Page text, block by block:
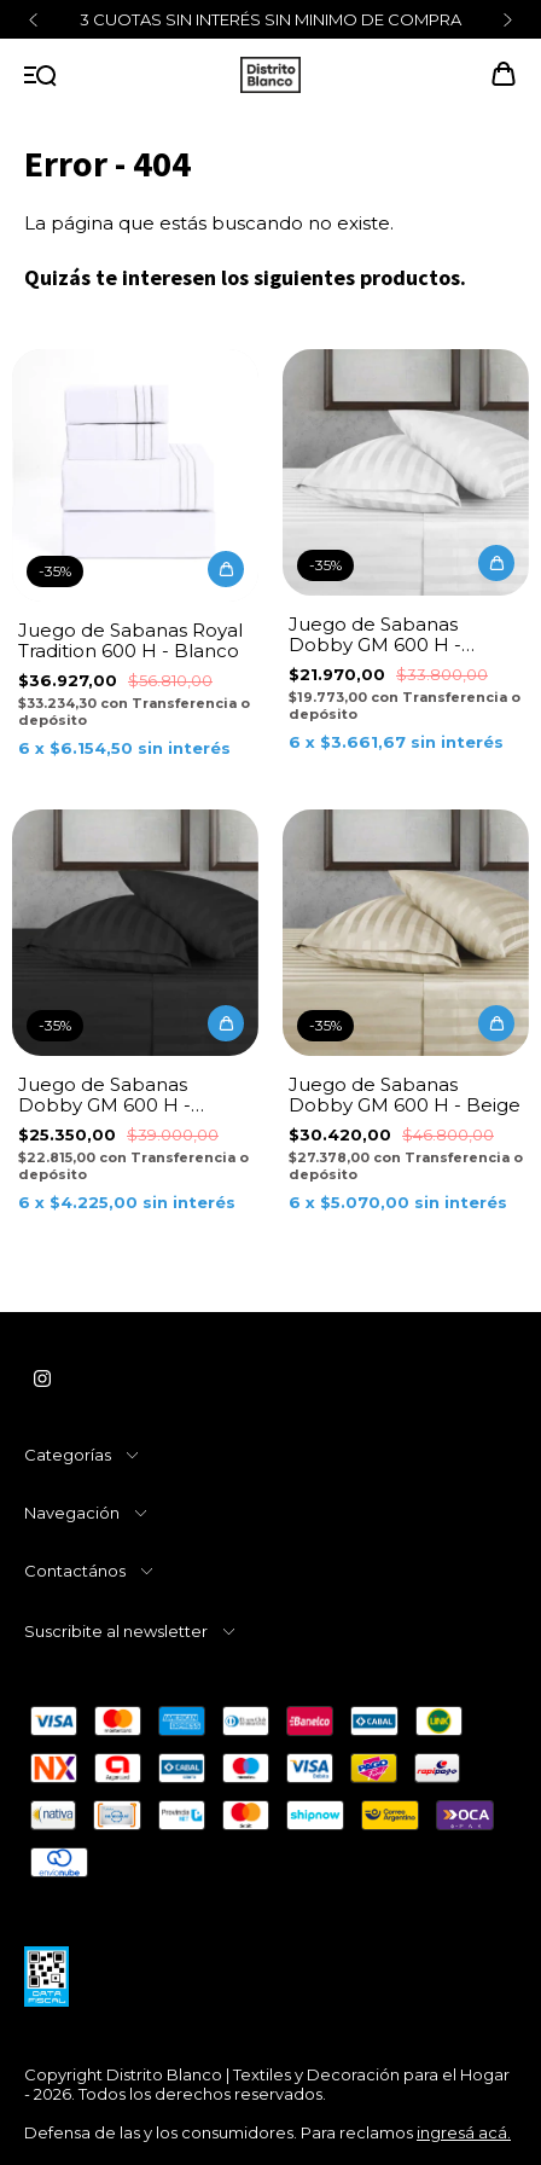
3 CUOTAS SIN INTERÉS SIN MINIMO DE COMPRA
Error - 404
La página que estás buscando no existe.
Quizás te interesen los siguientes productos.
-35%
Juego de Sabanas Royal
Tradition 600 H - Blanco
$36.927,00 $56.810,00
$33.234,30 con Transferencia o
depósito
6 x $6.154,50 sin interés
-35%
Juego de Sabanas
Dobby GM 600 H -
Blanco
$21.970,00 $33.800,00
$19.773,00 con Transferencia o
depósito
6 x $3.661,67 sin interés
-35%
Juego de Sabanas
Dobby GM 600 H -
Negro
$25.350,00 $39.000,00
$22.815,00 con Transferencia o
depósito
6 x $4.225,00 sin interés
-35%
Juego de Sabanas
Dobby GM 600 H - Beige
$30.420,00 $46.800,00
$27.378,00 con Transferencia o
depósito
6 x $5.070,00 sin interés
Categorías
Navegación
Contactános
Suscribite al newsletter
Copyright Distrito Blanco | Textiles y Decoración para el Hogar
- 2026. Todos los derechos reservados.
Defensa de las y los consumidores. Para reclamos ingresá acá.